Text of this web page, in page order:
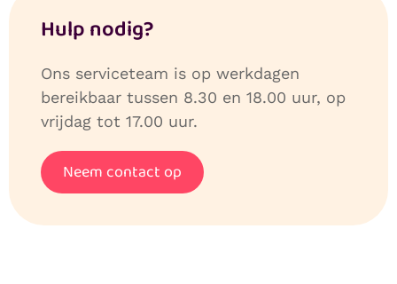
Hulp nodig?
Ons serviceteam is op werkdagen
bereikbaar tussen 8.30 en 18.00 uur, op
vrijdag tot 17.00 uur.
Neem contact op